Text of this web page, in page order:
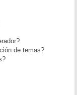
de temas?